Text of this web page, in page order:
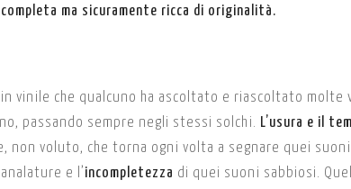
ma sicuramente ricca di originalità.
in vinile che qualcuno ha ascoltato e riascoltato molte
passando sempre negli stessi solchi. L’usura e il
non voluto, che torna ogni volta a segnare quei suoni
e l’incompletezza di quei suoni sabbiosi.